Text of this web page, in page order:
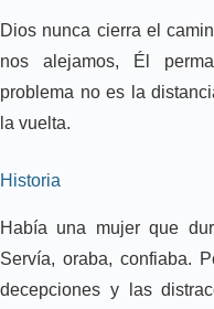
Dios nunca cierra el
nos alejamos, Él
problema no es la
la vuelta.
Historia
Había una mujer que
Servía, oraba, confiaba.
decepciones y las